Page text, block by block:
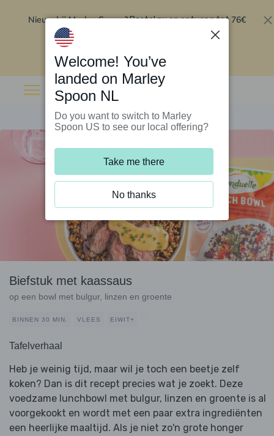
Nieuw bij Marley Spoon?Bestel nu en ontvang tot 76€
Biefstuk met kaassaus
op een bowl met bulgur, linzen en groente
BINNEN 30 MIN. VLEES EIWIT+
Tafelverhaal
Heb je weinig tijd, maar wil je toch een beetje zelf
koken? Dan is dit recept precies wat je zoekt. Deze
voedzame lunchbowl met bulgur, linzen en groente is al
voorgekookt en wordt met een paar extra ingrediënten
een heerlijke maaltijd. Als je niet zo'n grote honger
Welcome! You’ve
landed on Marley
Spoon NL
Do you want to switch to Marley
Spoon US to see our local offering?
Take me there
No thanks